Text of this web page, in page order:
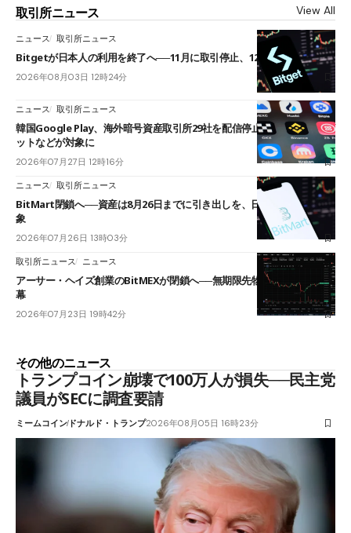
取引所ニュース View All
ニュース 取引所ニュース
Bitgetが日本人の利用を終了へ──11月に取引停止、12月末に強制決済
2026年08月03日 12時24分
ニュース 取引所ニュース
韓国Google Play、海外暗号資産取引所29社を配信停止──OKXやバイビ
ットなどが対象に
2026年07月27日 12時16分
ニュース 取引所ニュース
BitMart閉鎖へ──資産は8月26日までに引き出しを、日本人利用者も対
象
2026年07月26日 13時03分
取引所ニュース ニュース
アーサー・ヘイズ創業のBitMEXが閉鎖へ──無期限先物を生んだ11年に
幕
2026年07月23日 19時42分
その他のニュース
トランプコイン崩壊で100万人が損失──民主党
議員がSECに調査要請
ミームコインドナルド・トランプ2026年08月05日 16時23分